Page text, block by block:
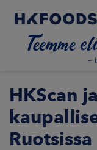
ETUSIVU
HKScan
Ruotsissa